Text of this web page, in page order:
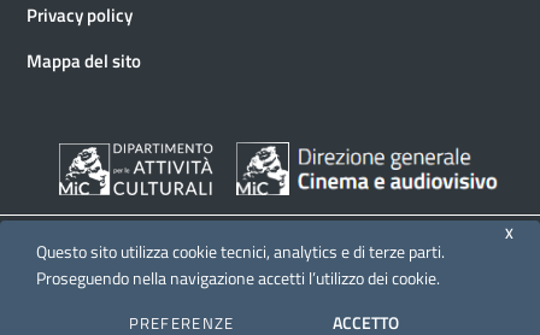
Privacy policy
Mappa del sito
© 2026 Direzione generale Cinema e audiovisivo
X
Questo sito utilizza cookie tecnici, analytics e di terze parti.
Proseguendo nella navigazione accetti l’utilizzo dei cookie.
PREFERENZE ACCETTO